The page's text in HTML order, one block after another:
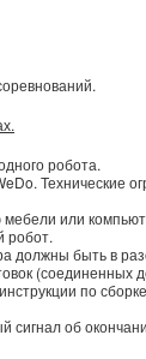
робота.
Технические
мебели или
робот.
должны быть в
по
сигнал об